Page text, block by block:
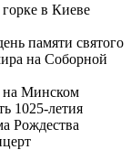
в Киеве
памяти святого
на Соборной
на Минском
1025-летия
Рождества